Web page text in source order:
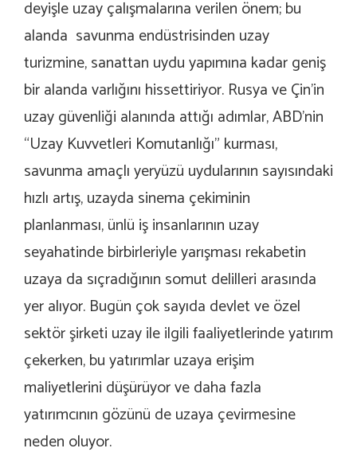
deyişle uzay çalışmalarına verilen önem; bu
alanda savunma endüstrisinden uzay
turizmine, sanattan uydu yapımına kadar geniş
bir alanda varlığını hissettiriyor. Rusya ve Çin’in
uzay güvenliği alanında attığı adımlar, ABD’nin
“Uzay Kuvvetleri Komutanlığı” kurması,
savunma amaçlı yeryüzü uydularının sayısındaki
hızlı artış, uzayda sinema çekiminin
planlanması, ünlü iş insanlarının uzay
seyahatinde birbirleriyle yarışması rekabetin
uzaya da sıçradığının somut delilleri arasında
yer alıyor. Bugün çok sayıda devlet ve özel
sektör şirketi uzay ile ilgili faaliyetlerinde yatırım
çekerken, bu yatırımlar uzaya erişim
maliyetlerini düşürüyor ve daha fazla
yatırımcının gözünü de uzaya çevirmesine
neden oluyor.